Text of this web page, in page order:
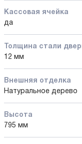
Кассовая ячейка
да
Толщина стали
12 мм
Внешняя отделка
Натуральное дерево
Высота
795 мм